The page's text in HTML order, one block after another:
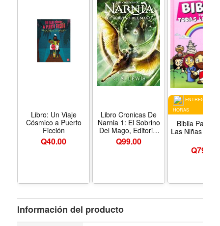
Libro: Un Viaje
Cósmico a Puerto
Ficción
Q40.00
Libro Cronicas De
Narnia 1: El Sobrino
Del Mago, Editorial
Nelson, Formato
Tapa Blanda
Q99.00
ENTREGA EN 2
HORAS
Biblia Para
Las Niñas
Q79.00
Información del producto